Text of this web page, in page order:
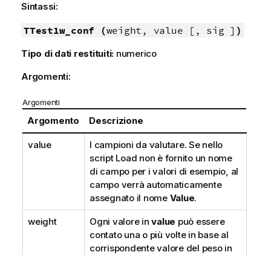
Sintassi:
TTest1w_conf (weight, value [, sig ] )
Tipo di dati restituiti: numerico
Argomenti:
Argomenti
Argomento Descrizione
value
I campioni da valutare. Se nello
script Load non è fornito un nome
di campo per i valori di esempio, al
campo verrà automaticamente
assegnato il nome Value.
weight Ogni valore invalue può essere
contato una o più volte in base al
corrispondente valore del peso in